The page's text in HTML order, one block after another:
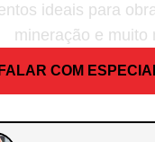
ideais para
mineração e muito
FALAR COM